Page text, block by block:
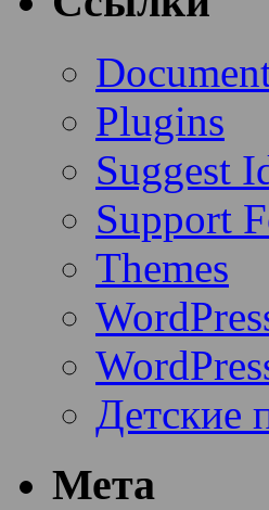
Plugins
Suggest
Support
Themes
Детские
Мета